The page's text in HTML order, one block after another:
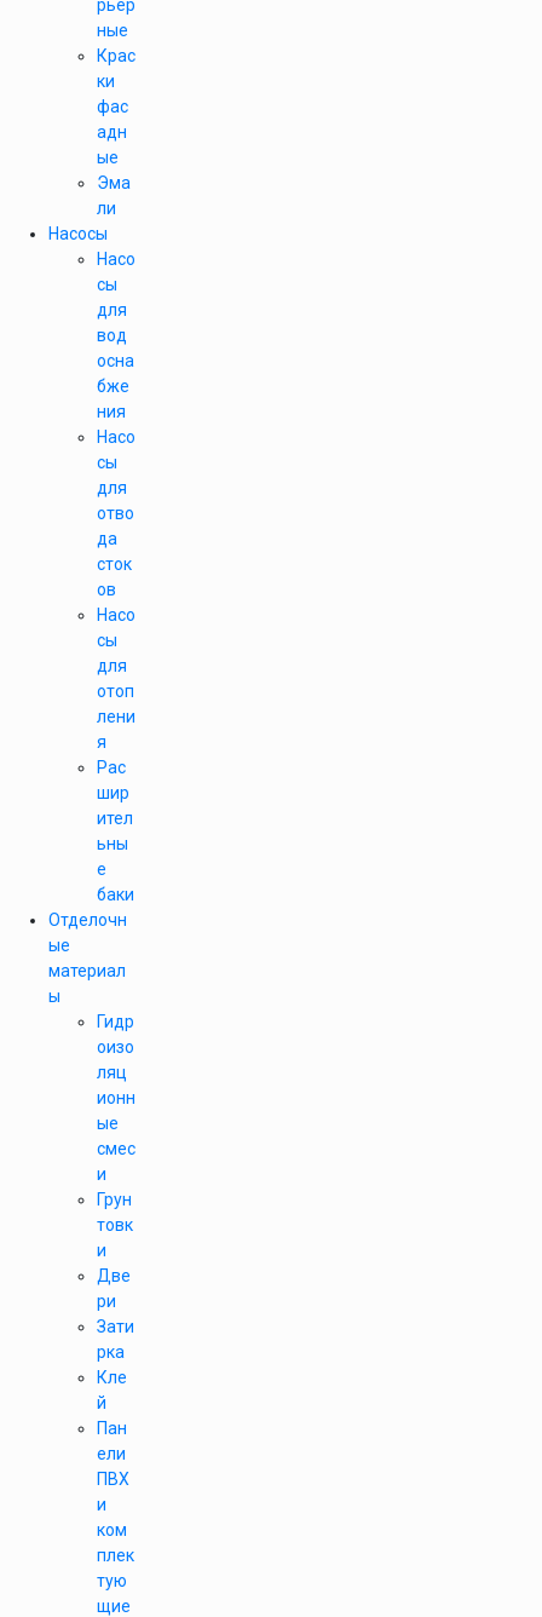
рьер
ные
Крас
ки
фас
адн
ые
Эма
ли
Насосы
Насо
сы
для
вод
осна
бже
ния
Насо
сы
для
отво
да
сток
ов
Насо
сы
для
отоп
лени
я
Рас
шир
ител
ьны
е
баки
Отделочн
ые
материал
ы
Гидр
оизо
ляц
ионн
ые
смес
и
Грун
товк
и
Две
ри
Зати
рка
Кле
й
Пан
ели
ПВХ
и
ком
плек
тую
щие